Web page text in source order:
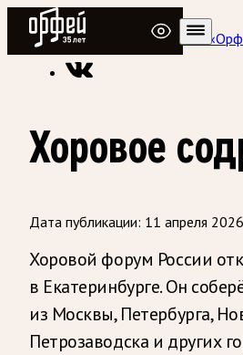
Радио Орфей
Радио классической музыки
Хоровое
Дата публикации: 11 апреля 2026
Хоровой форум России
в Екатеринбурге. Он
из Москвы, Петербурга,
Петрозаводска и других